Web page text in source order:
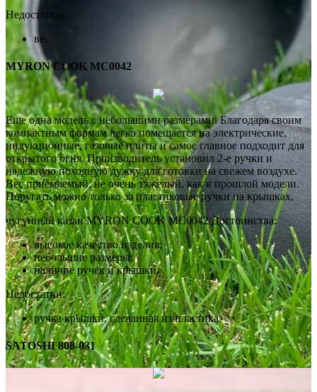
Недостатки:
вес.
MYRON COOK MC0042
Еще одна модель с небольшими размерами. Благодаря своим
компактным формам легко помещается на электрические,
индукционные, газовые плиты и самое главное подходит для
открытого огня. Производитель установил 2-е ручки и
надежную походную дужку для готовки на свежем воздухе.
Вес приемлемый, не очень тяжелый, как в прошлой модели.
Поругать можно только за пластиковые ручки на крышках.
чугунный казан MYRON COOK MC0042 Достоинства:
высокое качество изделия;
небольшие размеры;
наличие ручек и крышки.
Недостатки:
ручка крышки, сделанная из пластика.
SATOSHI 808-031